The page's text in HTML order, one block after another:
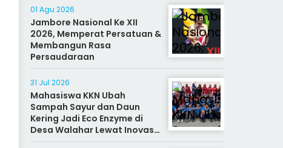
01 Agu 2026
Jambore Nasional Ke XII
2026, Memperat Persatuan &
Membangun Rasa
Persaudaraan
31 Jul 2026
Mahasiswa KKN Ubah
Sampah Sayur dan Daun
Kering Jadi Eco Enzyme di
Desa Walahar Lewat Inovasi
Alat Kreatif